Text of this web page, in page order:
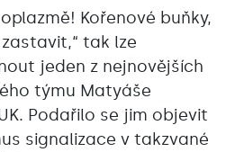
Kořenové buňky,
tak lze
jeden z nejnovějších
týmu Matyáše
Podařilo se jim objevit
signalizace v takzvané